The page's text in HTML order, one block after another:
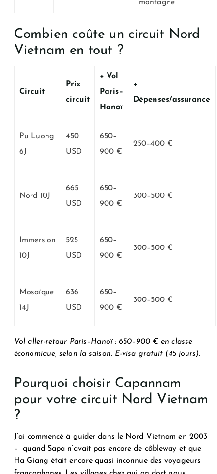
montagne
Combien coûte un circuit Nord
Vietnam en tout ?
Circuit
Prix
circuit
+ Vol
Paris–
Hanoï
+
Dépenses/assurance
Pu Luong
6J
450
USD
650–
900 €
250–400 €
Nord 10J
665
USD
650–
900 €
300–500 €
Immersion
10J
525
USD
650–
900 €
300–500 €
Mosaïque
14J
636
USD
650–
900 €
300–500 €
Vol aller-retour Paris–Hanoï : 650–900 € en classe
économique, selon la saison. E-visa gratuit (45 jours).
Pourquoi choisir Capannam
pour votre circuit Nord Vietnam
?
J’ai commencé à guider dans le Nord Vietnam en 2003
– quand Sapa n’avait pas encore de câbleway et que
Ha Giang était encore quasi inconnue des voyageurs